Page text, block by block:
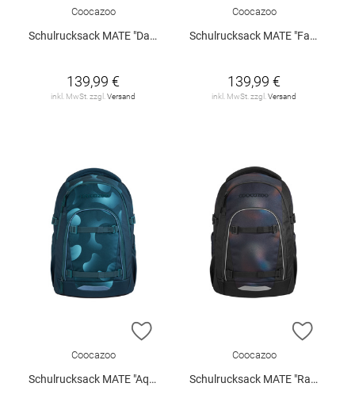
Coocazoo
Schulrucksack MATE "Dark Race"
139,99 €
inkl. MwSt. zzgl. Versand
Coocazoo
Schulrucksack MATE "Fast Lime"
139,99 €
inkl. MwSt. zzgl. Versand
ZUR WUNSCHLISTE HINZUFÜGEN
Coocazoo
Schulrucksack MATE "Aqua Flow"
ZUR
Coocazoo
Schulrucksack MATE "Rainbow Illusion"